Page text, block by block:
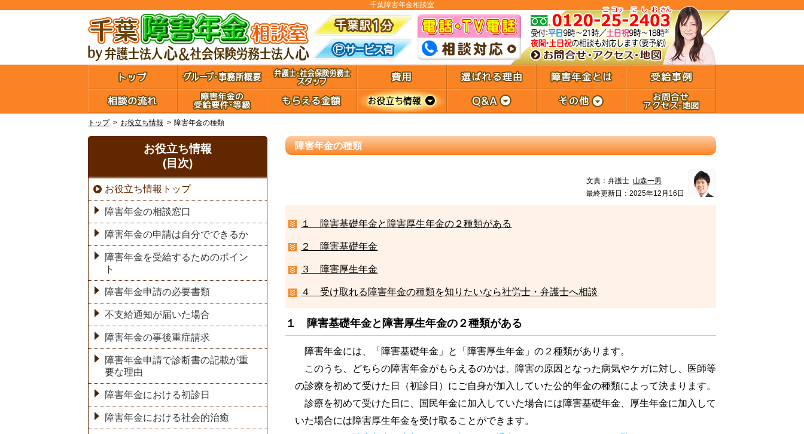
千葉障害年金相談室
トップ お役立ち情報 障害年金の種類
障害年金の種類
文責： 弁護士 山森一男
最終更新日：2025年12月16日
１ 障害基礎年金と障害厚生年金の２種類がある
２ 障害基礎年金
３ 障害厚生年金
４ 受け取れる障害年金の種類を知りたいなら社労士・弁護士へ相談
１ 障害基礎年金と障害厚生年金の２種類がある
障害年金には、「障害基礎年金」と「障害厚生年金」の２種類があります。
このうち、どちらの障害年金がもらえるのかは、障害の原因となった病気やケガに対し、医師等
の診療を初めて受けた日（初診日）にご自身が加入していた公的年金の種類によって決まります。
診療を初めて受けた日に、国民年金に加入していた場合には障害基礎年金、厚生年金に加入して
いた場合には障害厚生年金を受け取ることができます。
お役立ち情報
(目次)
お役立ち情報トップ
障害年金の相談窓口
障害年金の申請は自分でできるか
障害年金を受給するためのポイン
ト
障害年金申請の必要書類
不支給通知が届いた場合
障害年金の事後重症請求
障害年金申請で診断書の記載が重
要な理由
障害年金における初診日
障害年金における社会的治癒